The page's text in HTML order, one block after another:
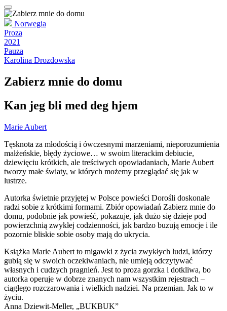
Norwegia
Proza
2021
Pauza
Karolina Drozdowska
Zabierz mnie do domu
Kan jeg bli med deg hjem
Marie Aubert
Tęsknota za młodością i ówczesnymi marzeniami, nieporozumienia
małżeńskie, błędy życiowe… w swoim literackim debiucie,
dziewięciu krótkich, ale treściwych opowiadaniach, Marie Aubert
tworzy małe światy, w których możemy przeglądać się jak w
lustrze.
Autorka świetnie przyjętej w Polsce powieści Dorośli doskonale
radzi sobie z krótkimi formami. Zbiór opowiadań Zabierz mnie do
domu, podobnie jak powieść, pokazuje, jak dużo się dzieje pod
powierzchnią zwykłej codzienności, jak bardzo buzują emocje i ile
pozornie bliskie sobie osoby mają do ukrycia.
Książka Marie Aubert to migawki z życia zwykłych ludzi, którzy
gubią się w swoich oczekiwaniach, nie umieją odczytywać
własnych i cudzych pragnień. Jest to proza gorzka i dotkliwa, bo
autorka operuje w dobrze znanych nam wszystkim rejestrach –
ciągłego rozczarowania i wielkich nadziei. Na przemian. Jak to w
życiu.
Anna Dziewit-Meller, „BUKBUK”